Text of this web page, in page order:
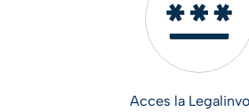
Acces la